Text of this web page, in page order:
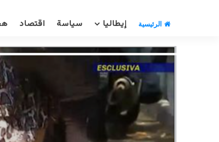
الرئيسية إيطاليا سياسة اقتصاد